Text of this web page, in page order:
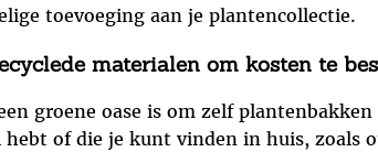
toevoeging aan je plantencollectie.
materialen om kosten te
groene oase is om zelf plantenbakken
of die je kunt vinden in huis, zoals